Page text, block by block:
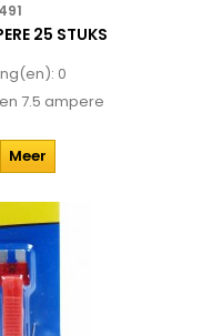
25 STUKS
0
7.5 ampere
Meer